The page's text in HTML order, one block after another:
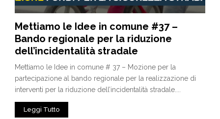
Mettiamo le Idee in comune #37 –
Bando regionale per la riduzione
dell’incidentalità stradale
Mettiamo le Idee in comune # 37 – Mozione per la
partecipazione al bando regionale per la realizzazione di
interventi per la riduzione dell’incidentalità stradale....
Leggi Tutto